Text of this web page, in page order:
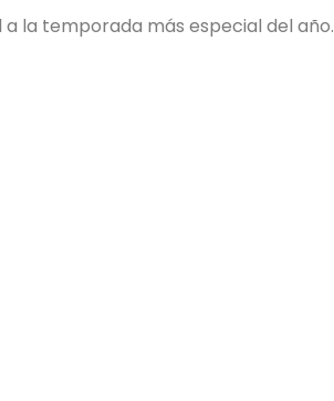
la temporada más especial del año.